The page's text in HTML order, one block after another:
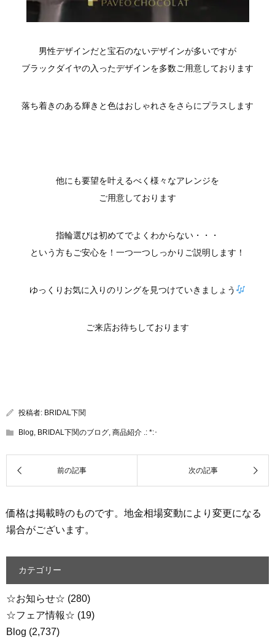
男性デザインだと宝石のないデザインが多いですが
ブラックダイヤの入ったデザインを多数ご用意しております
落ち着きのある輝きと色はおしゃれさをさらにプラスします
他にも要望を叶えるべく様々なアレンジを
ご用意しております
指輪選びは初めてでよくわからない・・・
という方もご安心を！一つ一つしっかりご説明します！
ゆっくりお気に入りのリングを見つけていきましょう
ご来店お待ちしております
投稿者: BRIDAL下関
Blog, BRIDAL下関のブログ, 商品紹介 .: *:･
価格は掲載時のものです。地金相場変動により変更になる
場合がございます。
カテゴリー
☆お知らせ☆ (280)
☆フェア情報☆ (19)
Blog (2,737)